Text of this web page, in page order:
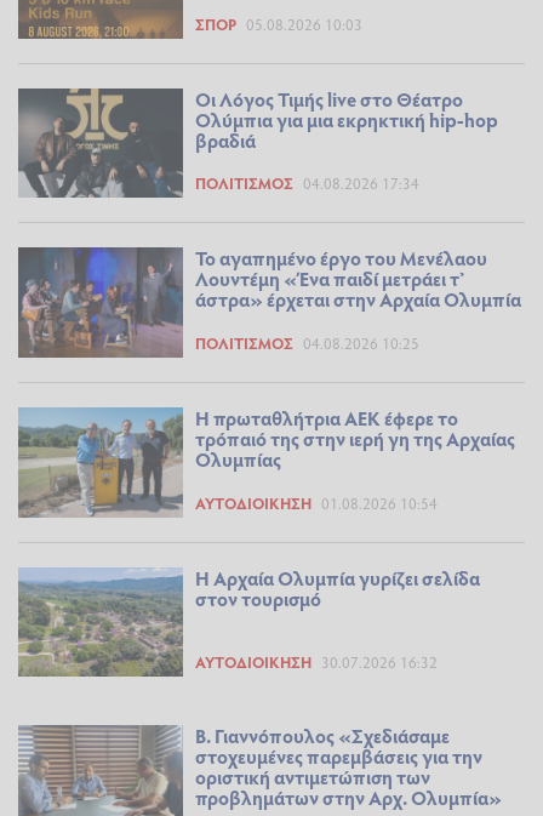
ΣΠΟΡ 05.08.2026 10:03
Οι Λόγος Τιμής live στο Θέατρο
Ολύμπια για μια εκρηκτική hip-hop
βραδιά
ΠΟΛΙΤΙΣΜΌΣ 04.08.2026 17:34
Το αγαπημένο έργο του Μενέλαου
Λουντέμη «Ένα παιδί μετράει τ’
άστρα» έρχεται στην Αρχαία Ολυμπία
ΠΟΛΙΤΙΣΜΌΣ 04.08.2026 10:25
Η πρωταθλήτρια ΑΕΚ έφερε το
τρόπαιό της στην ιερή γη της Αρχαίας
Ολυμπίας
ΑΥΤΟΔΙΟΊΚΗΣΗ 01.08.2026 10:54
Η Αρχαία Ολυμπία γυρίζει σελίδα
στον τουρισμό
ΑΥΤΟΔΙΟΊΚΗΣΗ 30.07.2026 16:32
Β. Γιαννόπουλος «Σχεδιάσαμε
στοχευμένες παρεμβάσεις για την
οριστική αντιμετώπιση των
προβλημάτων στην Αρχ. Ολυμπία»